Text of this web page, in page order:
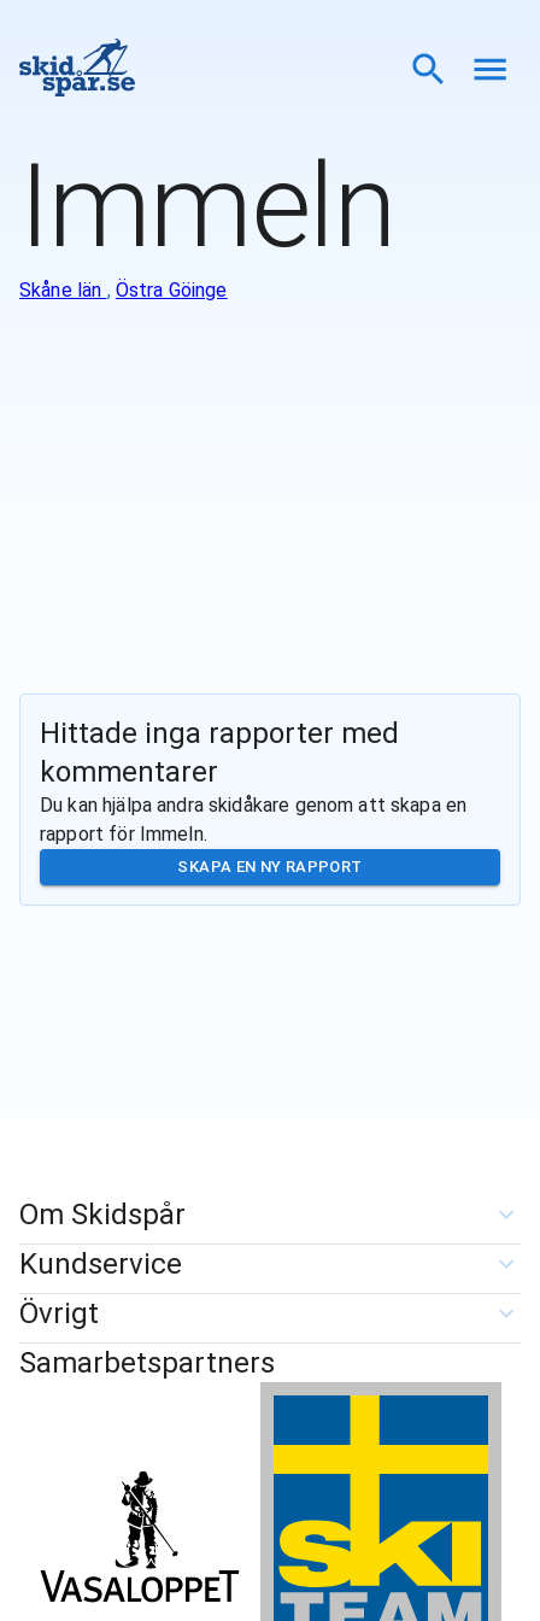
Immeln
Skåne län , Östra Göinge
Hittade inga rapporter med
kommentarer
Du kan hjälpa andra skidåkare genom att skapa en
rapport för Immeln.
SKAPA EN NY RAPPORT
Om Skidspår
Kundservice
Övrigt
Samarbetspartners